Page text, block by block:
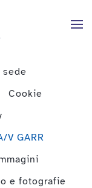
Cookie
V GARR
e fotografie